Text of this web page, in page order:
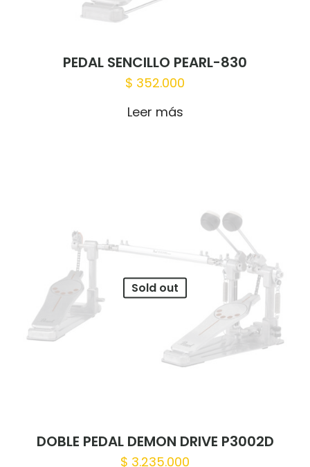
PEDAL SENCILLO PEARL-830
$ 352.000
Leer más
Sold out
DOBLE PEDAL DEMON DRIVE P3002D
$ 3.235.000